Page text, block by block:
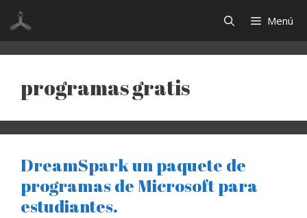
Saltar
contenido
Menú
programas gratis
DreamSpark un paquete de
programas de Microsoft para
estudiantes.